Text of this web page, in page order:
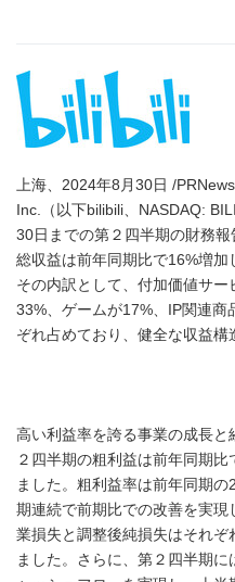
上海、2024年8月30日 /
Inc.（以下bilibili、NASDAQ:
30日までの第２四半期の財務
総収益は前年同期比で16%増加
その内訳として、付加価値サ
33%、ゲームが17%、IP関連商
ぞれ占めており、健全な収益構
高い利益率を誇る事業の成長
２四半期の粗利益は前年同期
ました。粗利益率は前年同期
期連続で前期比での改善を実
業損失と調整後純損失はそれぞ
ました。さらに、第２四半期